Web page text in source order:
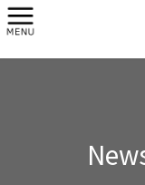
コ
ン
ン
ナ
ビ
ー